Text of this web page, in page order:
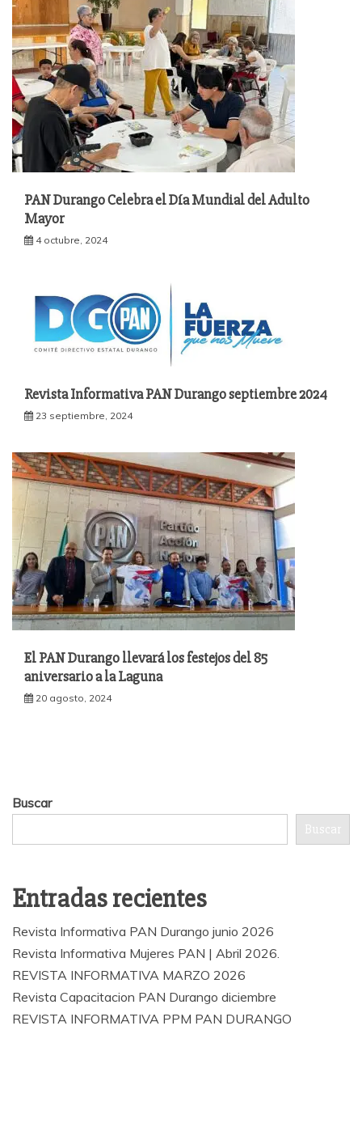
PAN Durango Celebra el Día Mundial del Adulto
Mayor
4 octubre, 2024
Revista Informativa PAN Durango septiembre 2024
23 septiembre, 2024
El PAN Durango llevará los festejos del 85
aniversario a la Laguna
20 agosto, 2024
Buscar
Buscar
Entradas recientes
Revista Informativa PAN Durango junio 2026
Revista Informativa Mujeres PAN | Abril 2026.
REVISTA INFORMATIVA MARZO 2026
Revista Capacitacion PAN Durango diciembre
REVISTA INFORMATIVA PPM PAN DURANGO